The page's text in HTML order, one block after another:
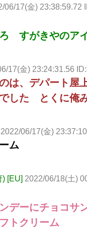
06/17(金) 23:38:59.72
すがきやのア
17(金) 23:24:31.56
は、デパート屋
した とくに俺
2022/06/17(金)
ム
[EU] 2022/06/18(土)
デーにチョコサ
トクリーム